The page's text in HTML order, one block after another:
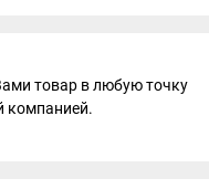
товар в любую точку
компанией.